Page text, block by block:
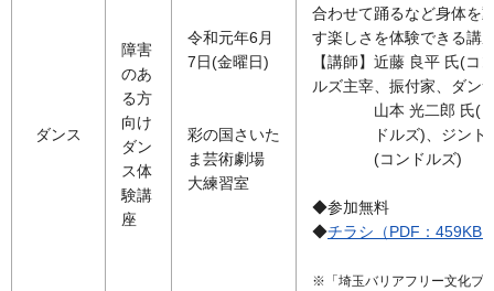
ダンス
障害
のあ
る方
向け
ダン
ス体
験講
座
令和元年6月
7日(金曜日)
彩の国さいた
ま芸術劇場
大練習室
合わせて踊るなど身体を
す楽しさを体験できる講
【講師】近藤 良平 氏(コ
ルズ主宰、振付家、ダン
山本 光二郎 氏(
ドルズ)、ジント
(コンドルズ)
◆参加無料
◆チラシ（PDF：459KB
※「埼玉バリアフリー文化プ